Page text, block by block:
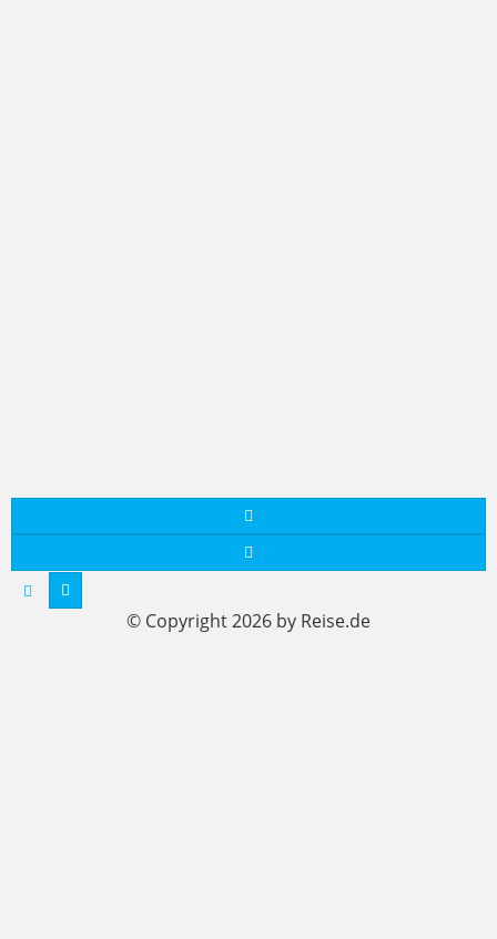
© Copyright 2026 by Reise.de